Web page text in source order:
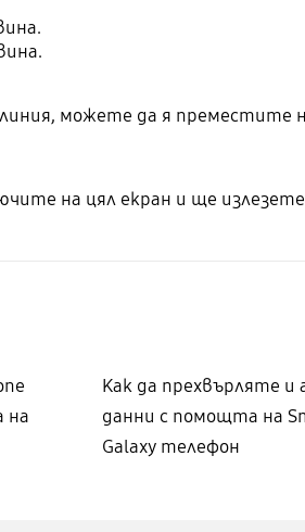
можете да я преместите
на цял екран и ще
на
Как да прехвърляте и
данни с помощта на
Galaxy телефон